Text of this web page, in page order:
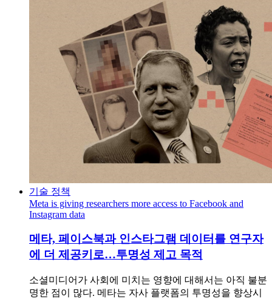
기술 정책
Meta is giving researchers more access to Facebook and
Instagram data
메타, 페이스북과 인스타그램 데이터를 연구자
에 더 제공키로…투명성 제고 목적
소셜미디어가 사회에 미치는 영향에 대해서는 아직 불분
명한 점이 많다. 메타는 자사 플랫폼의 투명성을 향상시